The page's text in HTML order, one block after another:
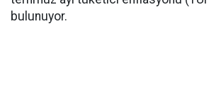
bulunuyor.